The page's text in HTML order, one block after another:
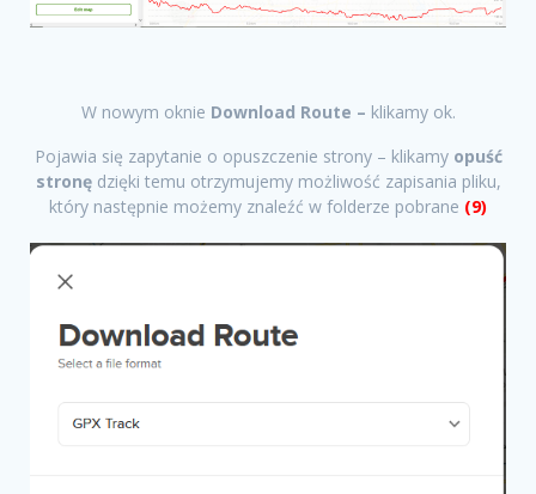
W nowym oknie Download Route – klikamy ok.
Pojawia się zapytanie o opuszczenie strony – klikamy opuść
stronędzięki temu otrzymujemy możliwość zapisania pliku,
który następnie możemy znaleźć w folderze pobrane (9)